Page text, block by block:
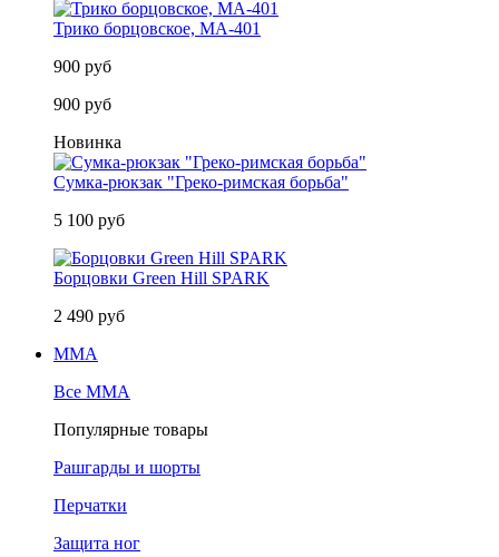
Трико борцовское, MA-401
900 руб
900 руб
Новинка
Сумка-рюкзак "Греко-римская борьба"
5 100 руб
Борцовки Green Hill SPARK
2 490 руб
MMA
Все MMA
Популярные товары
Рашгарды и шорты
Перчатки
Защита ног